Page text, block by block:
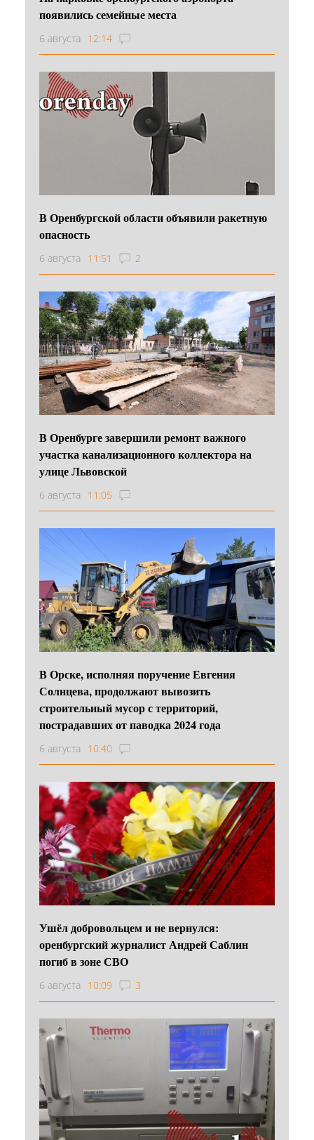
появились семейные места
6 августа 12:14
В Оренбургской области объявили ракетную
опасность
6 августа 11:51 2
В Оренбурге завершили ремонт важного
участка канализационного коллектора на
улице Львовской
6 августа 11:05
В Орске, исполняя поручение Евгения
Солнцева, продолжают вывозить
строительный мусор с территорий,
пострадавших от паводка 2024 года
6 августа 10:40
Ушёл добровольцем и не вернулся:
оренбургский журналист Андрей Саблин
погиб в зоне СВО
6 августа 10:09 3